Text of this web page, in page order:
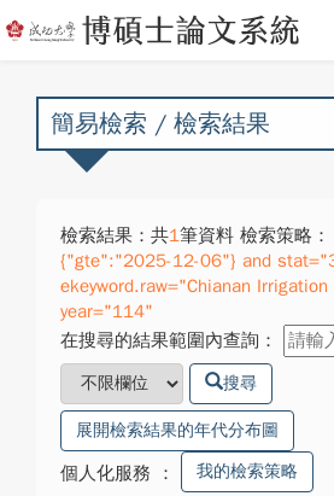
簡易檢索 / 檢索結果
檢索結果：共1筆資料 檢索策略：
{"gte":"2025-12-06"} and
ekeyword.raw="Chianan Irrigation
year="114"
在搜尋的結果範圍內查詢：
搜尋
展開檢索結果的年代分布圖
個人化服務 ： 我的檢索策略